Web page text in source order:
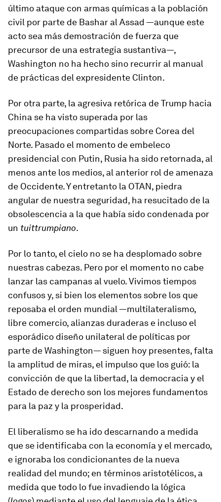
último ataque con armas químicas a la población
civil por parte de Bashar al Assad —aunque este
acto sea más demostración de fuerza que
precursor de una estrategia sustantiva—,
Washington no ha hecho sino recurrir al manual
de prácticas del expresidente Clinton.
Por otra parte, la agresiva retórica de Trump hacia
China se ha visto superada por las
preocupaciones compartidas sobre Corea del
Norte. Pasado el momento de embeleco
presidencial con Putin, Rusia ha sido retornada, al
menos ante los medios, al anterior rol de amenaza
de Occidente. Y entretanto la OTAN, piedra
angular de nuestra seguridad, ha resucitado de la
obsolescencia a la que había sido condenada por
un tuittrumpiano.
Por lo tanto, el cielo no se ha desplomado sobre
nuestras cabezas. Pero por el momento no cabe
lanzar las campanas al vuelo. Vivimos tiempos
confusos y, si bien los elementos sobre los que
reposaba el orden mundial —multilateralismo,
libre comercio, alianzas duraderas e incluso el
esporádico diseño unilateral de políticas por
parte de Washington— siguen hoy presentes, falta
la amplitud de miras, el impulso que los guió: la
convicción de que la libertad, la democracia y el
Estado de derecho son los mejores fundamentos
para la paz y la prosperidad.
El liberalismo se ha ido descarnando a medida
que se identificaba con la economía y el mercado,
e ignoraba los condicionantes de la nueva
realidad del mundo; en términos aristotélicos, a
medida que todo lo fue invadiendo la lógica